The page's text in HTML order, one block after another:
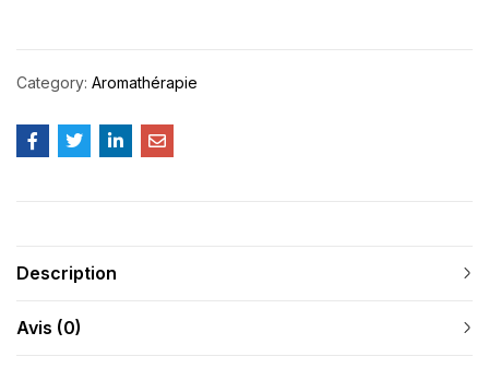
Category: Aromathérapie
Description
Avis (0)